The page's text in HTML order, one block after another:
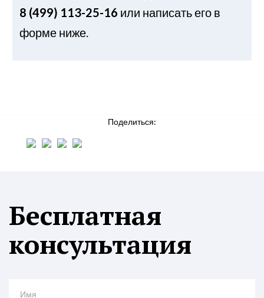
8 (499) 113-25-16 или написать его в
форме ниже.
Поделиться:
Бесплатная
консультация
Имя